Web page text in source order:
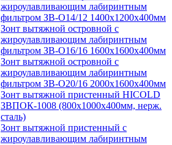
жироулавливающим лабиринтным
фильтром ЗВ-О14/12 1400х1200х400мм
Зонт вытяжной островной с
жироулавливающим лабиринтным
фильтром ЗВ-О16/16 1600х1600х400мм
Зонт вытяжной островной с
жироулавливающим лабиринтным
фильтром ЗВ-О20/16 2000х1600х400мм
Зонт вытяжной пристенный HICOLD
ЗВПОК-1008 (800х1000х400мм, нерж.
сталь)
Зонт вытяжной пристенный с
жироулавливающим лабиринтным